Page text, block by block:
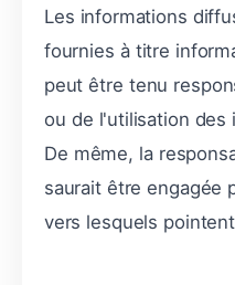
Les informations
fournies à titre
peut être tenu
ou de l'utilisation des
De même, la
saurait être engagée
vers lesquels